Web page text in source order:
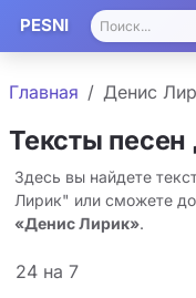
PESNI
Главная Денис
Тексты
Здесь вы найдете
Лирик" или сможете
«Денис Лирик».
24 на 7